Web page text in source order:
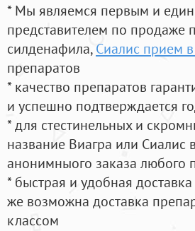
* Мы являемся первым и
представителем по продаже
силденафила, Сиалис прием
препаратов
* качество препаратов
и успешно подтверждается
* для стестинельных и
название Виагра или Сиалис
анонимныого заказа любого
* быстрая и удобная
же возможна доставка
классом